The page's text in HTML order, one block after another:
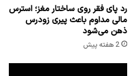
رد پای فقر روی ساختار مغز؛ استرس
مالی مداوم باعث پیری زودرس
ذهن می‌شود
2 هفته پیش